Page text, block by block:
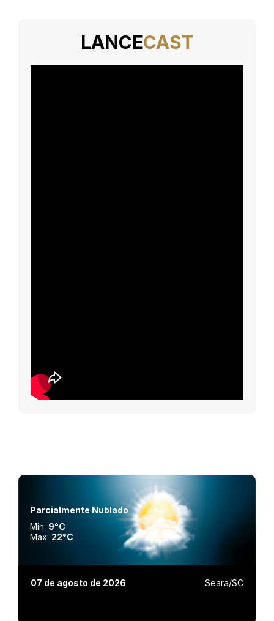
LANCECAST
Parcialmente Nublado
Min: 9°C
Max: 22°C
07 de agosto de 2026 Seara/SC